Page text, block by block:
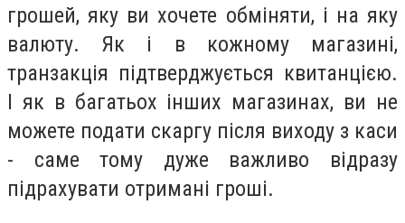
грошей, яку ви хочете обміняти, і на яку
валюту. Як і в кожному магазині,
транзакція підтверджується квитанцією.
І як в багатьох інших магазинах, ви не
можете подати скаргу після виходу з каси
- саме тому дуже важливо відразу
підрахувати отримані гроші.